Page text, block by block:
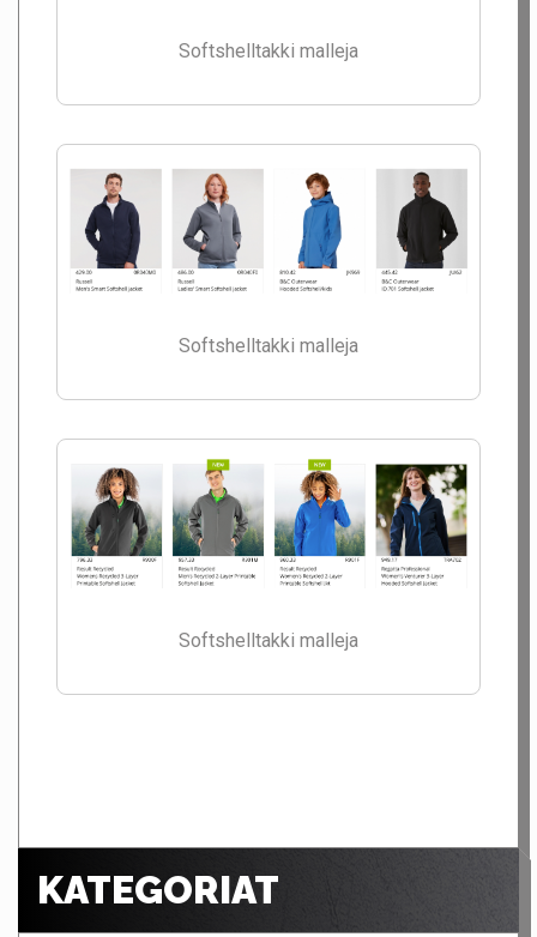
Softshelltakki malleja
Softshelltakki malleja
Softshelltakki malleja
KATEGORIAT